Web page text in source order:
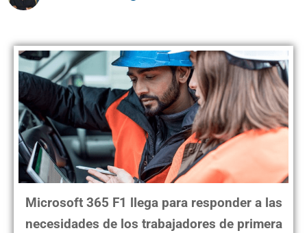
Microsoft 365 F1 llega para responder a las
necesidades de los trabajadores de primera